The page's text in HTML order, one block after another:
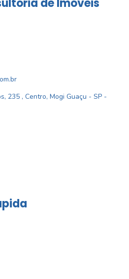
de Imóveis
235 , Centro, Mogi Guaçu - SP -